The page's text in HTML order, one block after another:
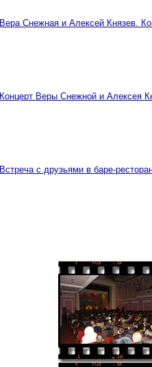
Вера Снежная и Алексей Князев.
Концерт Веры Снежной и Алексея
Встреча с друзьями в баре-
1 FUJI → 1A
1 → 1A
5 FUJI → 5A